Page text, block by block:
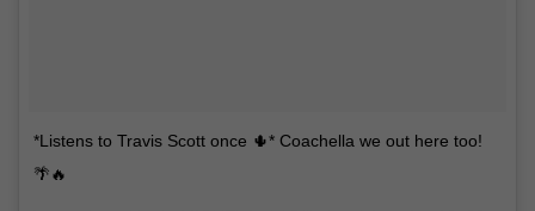
*Listens to Travis Scott once 🌵* Coachella we out here too!
🌴🔥